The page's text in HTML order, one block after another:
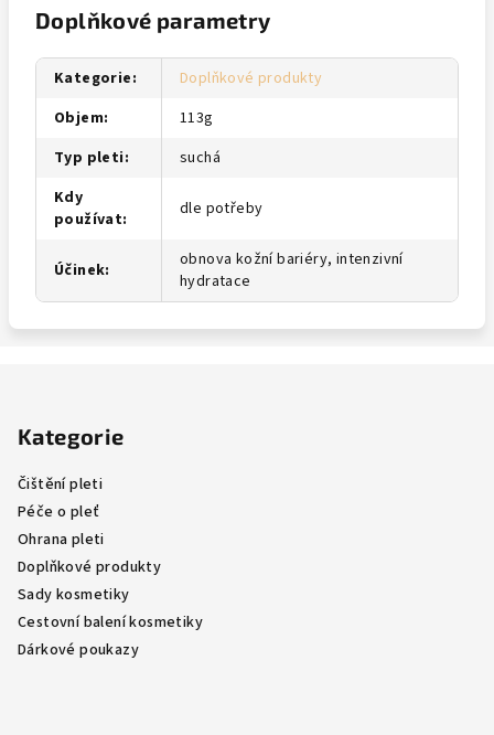
Doplňkové parametry
Kategorie:
Doplňkové produkty
Objem:
113g
Typ pleti:
suchá
Kdy
používat: dle potřeby
Účinek:
obnova kožní bariéry, intenzivní
hydratace
Kategorie
Čištění pleti
Péče o pleť
Ohrana pleti
Doplňkové produkty
Sady kosmetiky
Cestovní balení kosmetiky
Dárkové poukazy